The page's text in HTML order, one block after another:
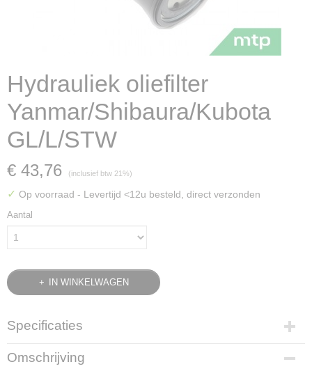
Hydrauliek oliefilter
Yanmar/Shibaura/Kubota
GL/L/STW
€ 43,76 (inclusief btw 21%)
✓ Op voorraad - Levertijd <12u besteld, direct verzonden
Aantal
IN WINKELWAGEN
Specificaties
Bruto gewicht
0,74 Kg
Omschrijving